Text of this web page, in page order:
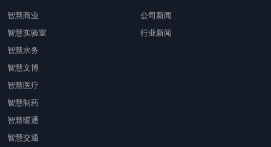
智慧商业
智慧实验室
智慧水务
智慧文博
智慧医疗
智慧制药
智慧暖通
智慧交通
公司新闻
行业新闻